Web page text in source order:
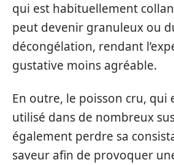
qui est habituellement
peut devenir granuleux ou
décongélation, rendant
gustative moins agréable.
En outre, le poisson cru, qui
utilisé dans de nombreux
également perdre sa
saveur afin de provoquer